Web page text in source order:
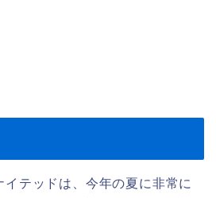
テッドは、今年の夏に非常に